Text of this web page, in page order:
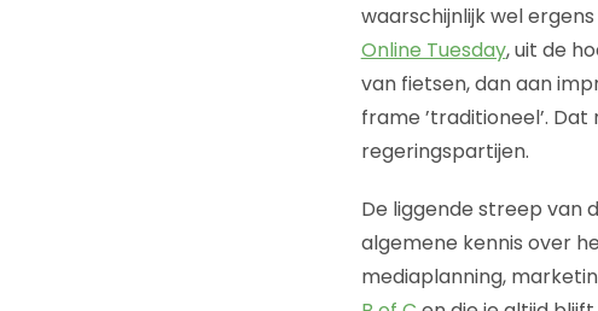
waarschijnlijk wel
Online Tuesday, uit de
van fietsen, dan aan
frame ’traditioneel’.
regeringspartijen.
De liggende streep van
algemene kennis over
mediaplanning,